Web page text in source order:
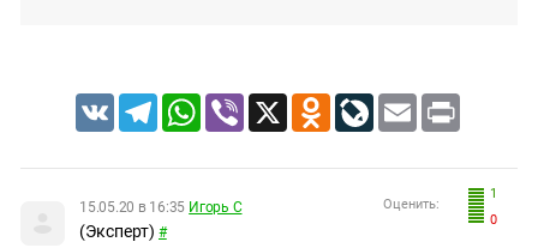
VK TelegramWhatsApp
Viber X Odnoklassniki
LiveJournal
Email Print
1
0
Оценить:
15.05.20 в 16:35 Игорь С
(Эксперт) #